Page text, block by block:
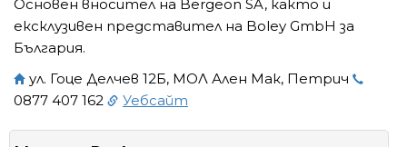
Основен вносител на Bergeon SA, както и
ексклузивен представител на Boley GmbH за
България.
ул. Гоце Делчев 12Б, МОЛ Ален Мак, Петрич
0877 407 162
Уебсайт